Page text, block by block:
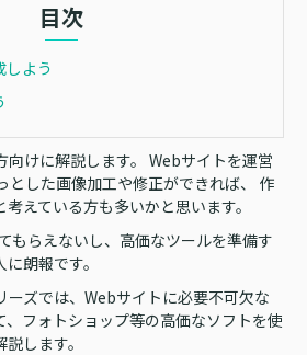
目次
しよう
けに解説します。 Webサイトを運営
とした画像加工や修正ができれば、 作
えている方も多いかと思います。
もらえないし、高価なツールを準備す
朗報です。
ーズでは、Webサイトに必要不可欠な
、フォトショップ等の高価なソフトを使
します。